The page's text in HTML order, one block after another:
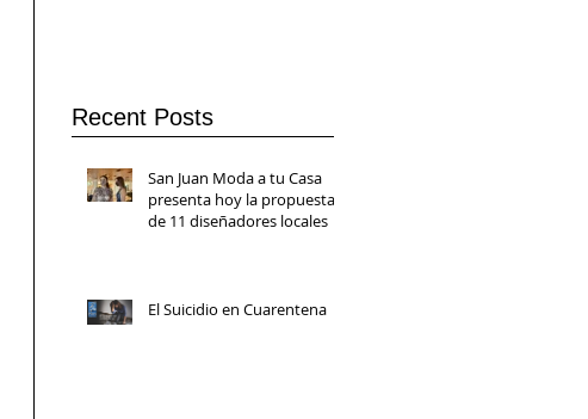
San Juan Moda a tu Casa
presenta hoy la propuesta
de 11 diseñadores locales
El Suicidio en Cuarentena
Recent Posts